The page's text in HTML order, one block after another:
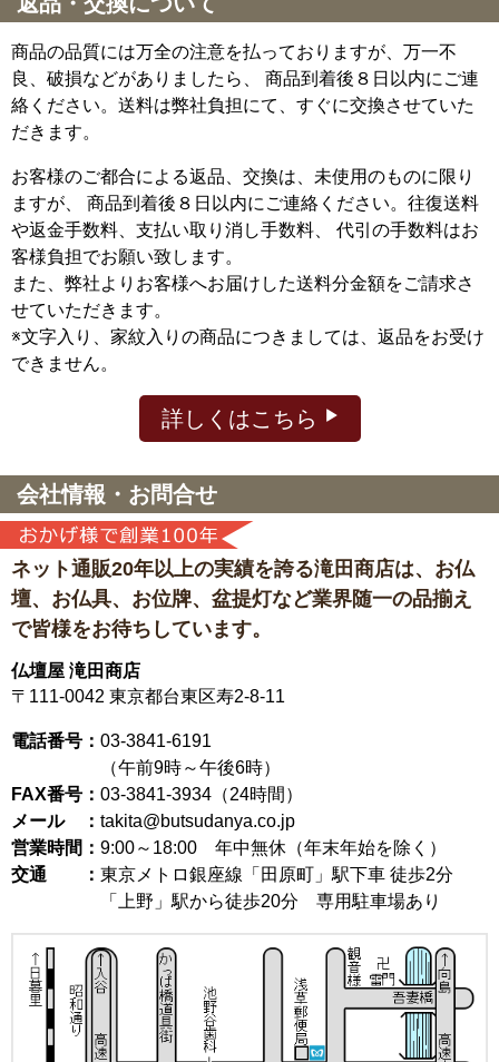
商品の品質には万全の注意を払っておりますが、万一不
良、破損などがありましたら、 商品到着後８日以内にご連
絡ください。送料は弊社負担にて、すぐに交換させていた
だきます。
お客様のご都合による返品、交換は、未使用のものに限り
ますが、
商品到着後８日以内にご連絡ください。往復送料
や返金手数料、支払い取り消し手数料、 代引の手数料はお
客様負担でお願い致します。
また、弊社よりお客様へお届けした送料分金額をご請求さ
せていただきます。
※文字入り、家紋入りの商品につきましては、返品をお受け
できません。
詳しくはこちら
会社情報・お問合せ
ネット通販20年以上の実績を誇る滝田商店は、 お仏
壇、お仏具、お位牌、盆提灯など業界随一の品揃え
で皆様をお待ちしています。
仏壇屋 滝田商店
〒111-0042 東京都台東区寿2-8-11
電話番号： 03-3841-6191
（午前9時～午後6時）
FAX番号： 03-3841-3934（24時間）
メール ： takita@butsudanya.co.jp
営業時間： 9:00～18:00 年中無休（年末年始を除く）
交通 ： 東京メトロ銀座線「田原町」駅下車 徒歩2分
「上野」駅から徒歩20分 専用駐車場あり